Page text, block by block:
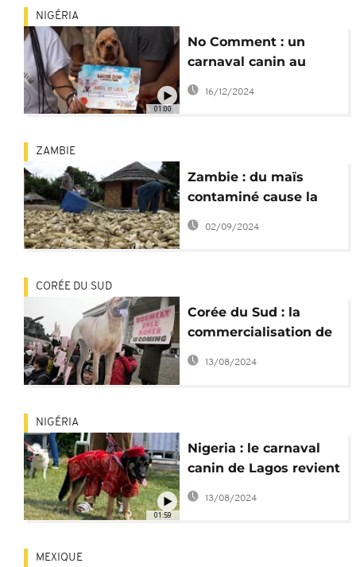
01:00
NIGÉRIA
No Comment : un
carnaval canin au
Nigeria
16/12/2024
ZAMBIE
Zambie : du maïs
contaminé cause la
mort de 400 chiens
02/09/2024
CORÉE DU SUD
Corée du Sud : la
commercialisation de
viande de chien
13/08/2024
01:59
NIGÉRIA
Nigeria : le carnaval
canin de Lagos revient
pour sa 5e édition
13/08/2024
MEXIQUE